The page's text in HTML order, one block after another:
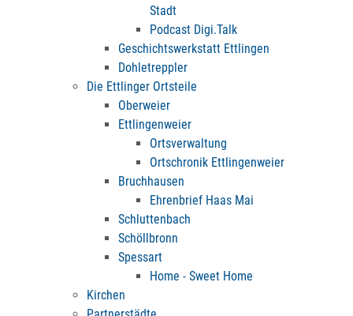
Stadt
Podcast Digi.Talk
Geschichtswerkstatt Ettlingen
Dohletreppler
Die Ettlinger Ortsteile
Oberweier
Ettlingenweier
Ortsverwaltung
Ortschronik Ettlingenweier
Bruchhausen
Ehrenbrief Haas Mai
Schluttenbach
Schöllbronn
Spessart
Home - Sweet Home
Kirchen